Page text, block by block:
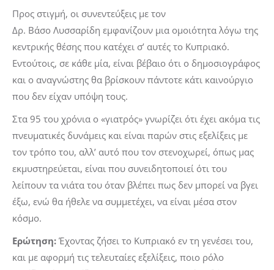
Προς στιγμή, οι συνεντεύξεις με τον
Δρ. Βάσο Λυσσαρίδη εμφανίζουν μια ομοιότητα λόγω της
κεντρικής θέσης που κατέχει σ’ αυτές το Κυπριακό.
Εντούτοις, σε κάθε μία, είναι βέβαιο ότι ο δημοσιογράφος
και ο αναγνώστης θα βρίσκουν πάντοτε κάτι καινούργιο
που δεν είχαν υπόψη τους.
Στα 95 του χρόνια ο «γιατρός» γνωρίζει ότι έχει ακόμα τις
πνευματικές δυνάμεις και είναι παρών στις εξελίξεις με
τον τρόπο του, αλλ’ αυτό που τον στενοχωρεί, όπως μας
εκμυστηρεύεται, είναι που συνειδητοποιεί ότι του
λείπουν τα νιάτα του όταν βλέπει πως δεν μπορεί να βγει
έξω, ενώ θα ήθελε να συμμετέχει, να είναι μέσα στον
κόσμο.
Ερώτηση: Έχοντας ζήσει το Κυπριακό εν τη γενέσει του,
και με αφορμή τις τελευταίες εξελίξεις, ποιο ρόλο